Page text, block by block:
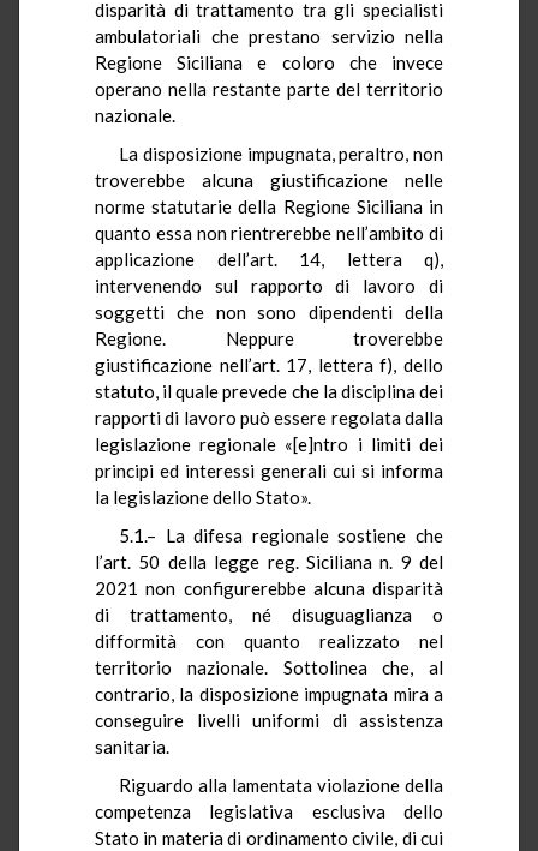
disparità di trattamento tra gli specialisti
ambulatoriali che prestano servizio nella
Regione Siciliana e coloro che invece
operano nella restante parte del territorio
nazionale.
La disposizione impugnata, peraltro, non
troverebbe alcuna giustificazione nelle
norme statutarie della Regione Siciliana in
quanto essa non rientrerebbe nell’ambito di
applicazione dell’art. 14, lettera q),
intervenendo sul rapporto di lavoro di
soggetti che non sono dipendenti della
Regione. Neppure troverebbe
giustificazione nell’art. 17, lettera f), dello
statuto, il quale prevede che la disciplina dei
rapporti di lavoro può essere regolata dalla
legislazione regionale «[e]ntro i limiti dei
principi ed interessi generali cui si informa
la legislazione dello Stato».
5.1.– La difesa regionale sostiene che
l’art. 50 della legge reg. Siciliana n. 9 del
2021 non configurerebbe alcuna disparità
di trattamento, né disuguaglianza o
difformità con quanto realizzato nel
territorio nazionale. Sottolinea che, al
contrario, la disposizione impugnata mira a
conseguire livelli uniformi di assistenza
sanitaria.
Riguardo alla lamentata violazione della
competenza legislativa esclusiva dello
Stato in materia di ordinamento civile, di cui